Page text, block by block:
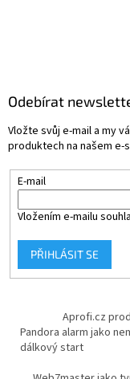
Odebírat
Vložte svůj e-mail a my
produktech na našem e-
E-mail
Vložením e-mailu
PŘIHLÁSIT SE
Aprofi.cz
Pandora alarm jako
dálkový start